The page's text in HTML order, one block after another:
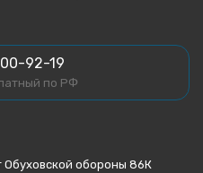
92-19
по РФ
Обуховской обороны 86К